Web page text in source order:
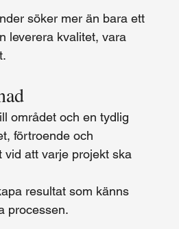
söker mer än bara ett
leverera kvalitet, vara
området och en tydlig
förtroende och
vid att varje projekt ska
resultat som känns
processen.